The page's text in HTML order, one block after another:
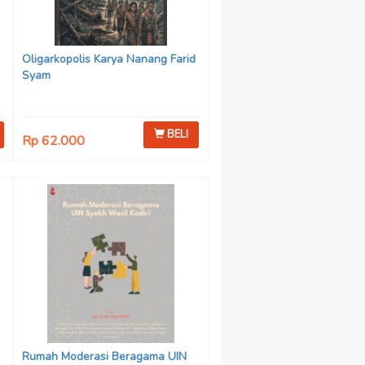
Oligarkopolis Karya Nanang Farid
Syam
Rp 62.000 BELI
Rumah Moderasi Beragama UIN